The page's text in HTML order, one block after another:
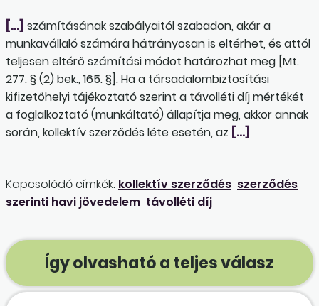
[…] számításának szabályaitól szabadon, akár a
munkavállaló számára hátrányosan is eltérhet, és attól
teljesen eltérő számítási módot határozhat meg [Mt.
277. § (2) bek., 165. §]. Ha a társadalombiztosítási
kifizetőhelyi tájékoztató szerint a távolléti díj mértékét
a foglalkoztató (munkáltató) állapítja meg, akkor annak
során, kollektív szerződés léte esetén, az […]
Kapcsolódó címkék: kollektív szerződés szerződés
szerinti havi jövedelem távolléti díj
Így olvasható a teljes válasz